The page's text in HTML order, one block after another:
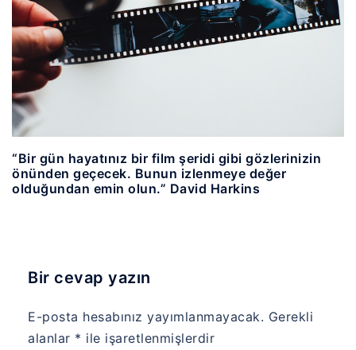
“Bir gün hayatınız bir film şeridi gibi gözlerinizin
önünden geçecek. Bunun izlenmeye değer
olduğundan emin olun.” David Harkins
Bir cevap yazın
E-posta hesabınız yayımlanmayacak. Gerekli
alanlar * ile işaretlenmişlerdir